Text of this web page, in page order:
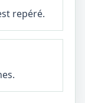
repéré.